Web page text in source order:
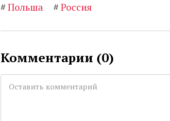
#Польша #Россия
Комментарии (0)